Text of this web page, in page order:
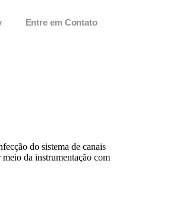
Entre em Contato
do sistema de canais
da instrumentação com